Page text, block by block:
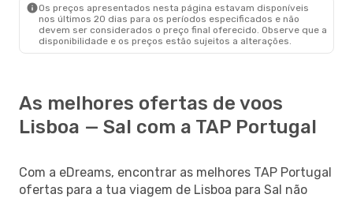
Os preços apresentados nesta página estavam disponíveis
nos últimos 20 dias para os períodos especificados e não
devem ser considerados o preço final oferecido. Observe que a
disponibilidade e os preços estão sujeitos a alterações.
As melhores ofertas de voos
Lisboa — Sal com a TAP Portugal
Com a eDreams, encontrar as melhores TAP Portugal
ofertas para a tua viagem de Lisboa para Sal não